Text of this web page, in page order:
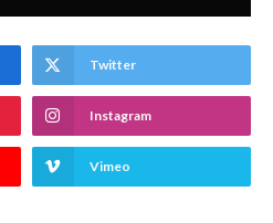
Twitter
Instagram
Vimeo